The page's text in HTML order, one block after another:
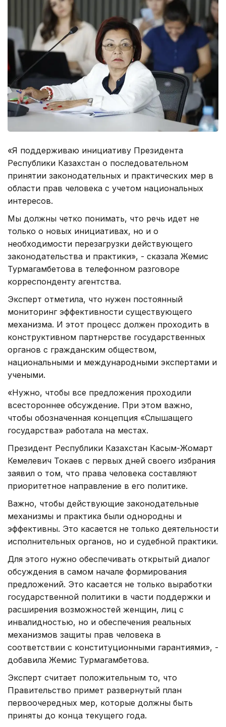
«Я поддерживаю инициативу Президента
Республики Казахстан о последовательном
принятии законодательных и практических мер в
области прав человека с учетом национальных
интересов.
Мы должны четко понимать, что речь идет не
только о новых инициативах, но и о
необходимости перезагрузки действующего
законодательства и практики», - сказала Жемис
Турмагамбетова в телефонном разговоре
корреспонденту агентства.
Эксперт отметила, что нужен постоянный
мониторинг эффективности существующего
механизма. И этот процесс должен проходить в
конструктивном партнерстве государственных
органов с гражданским обществом,
национальными и международными экспертами и
учеными.
«Нужно, чтобы все предложения проходили
всестороннее обсуждение. При этом важно,
чтобы обозначенная концепция «Слышащего
государства» работала на местах.
Президент Республики Казахстан Касым-Жомарт
Кемелевич Токаев с первых дней своего избрания
заявил о том, что права человека составляют
приоритетное направление в его политике.
Важно, чтобы действующие законодательные
механизмы и практика были однородны и
эффективны. Это касается не только деятельности
исполнительных органов, но и судебной практики.
Для этого нужно обеспечивать открытый диалог
обсуждения в самом начале формирования
предложений. Это касается не только выработки
государственной политики в части поддержки и
расширения возможностей женщин, лиц с
инвалидностью, но и обеспечения реальных
механизмов защиты прав человека в
соответствии с конституционными гарантиями», -
добавила Жемис Турмагамбетова.
Эксперт считает положительным то, что
Правительство примет развернутый план
первоочередных мер, которые должны быть
приняты до конца текущего года.